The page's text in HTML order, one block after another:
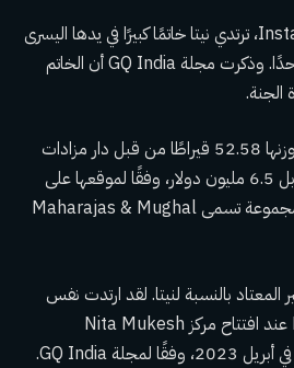
في نفس الصور على Instagram، ترتدي نيتا خاتمًا كبيرًا في يدها اليسرى
والذي يساوي أيضًا فلسًا واحدًا. وذكرت مجلة GQ India أن الخاتم
الجنة.
تم بيع مرآة الجنة التي يبلغ وزنها 52.58 قيراطًا من قبل دار مزادات
كريستيز في يونيو 2019 مقابل 6.5 مليون دولار، وفقًا لموقعها على
الإنترنت. لقد كان جزءًا من مجموعة تسمى Maharajas & Mughal
المعتاد بالنسبة لنيتا. لقد ارتدت نفس
خاتم Mirror of Paradise عند افتتاح مركز Nita Mukesh